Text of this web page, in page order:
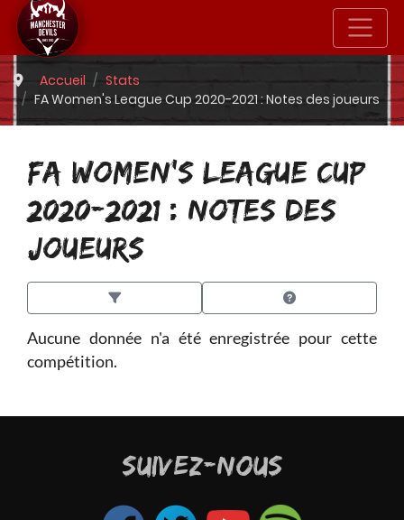
Accueil
Stats
FA Women's League Cup 2020-2021 : Notes des joueurs
FA WOMEN'S LEAGUE CUP
2020-2021 : NOTES DES
JOUEURS
Aucune donnée n'a été enregistrée pour cette
compétition.
SUIVEZ-NOUS